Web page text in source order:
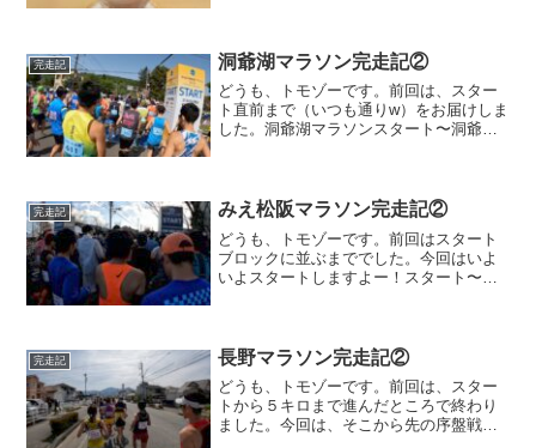
すwさが桜マラソン前日の...
完走記 洞爺湖マラソン完走記②
どうも、トモゾーです。前回は、スター
ト直前まで（いつも通りw）をお届けしま
した。洞爺湖マラソンスタート〜洞爺湖
なに時間はかかってい...
完走記 みえ松阪マラソン完走記②
どうも、トモゾーです。前回はスタート
ブロックに並ぶまででした。今回はいよ
いよスタートしますよー！スタート〜５
Twitterを見ている...
完走記 長野マラソン完走記②
どうも、トモゾーです。前回は、スター
トから５キロまで進んだところで終わり
ました。今回は、そこから先の序盤戦に